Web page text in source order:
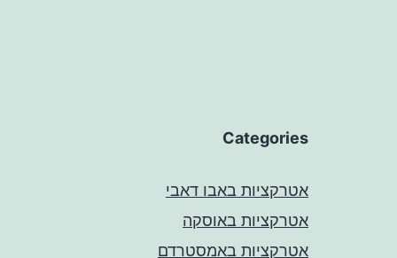
Categories
אטרקציות באבו דאבי
אטרקציות באוסקה
אטרקציות באמסטרדם